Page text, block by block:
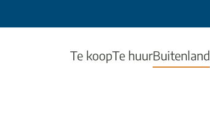
Te koopTe huurBuitenland